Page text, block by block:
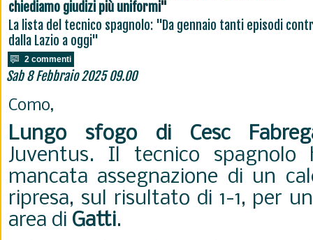
chiediamo giudizi più uniformi"
La lista del tecnico spagnolo: "Da gennaio tanti episodi
dalla Lazio a oggi"
2 commenti
Sab 8 Febbraio 2025 09.00
Como,
Lungo sfogo di Cesc
Juventus. Il tecnico
mancata assegnazione di un
ripresa, sul risultato di 1-1, per
area di Gatti.